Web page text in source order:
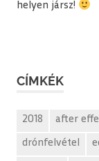
helyen jársz!
CÍMKÉK
2018 after
drónfelvétel